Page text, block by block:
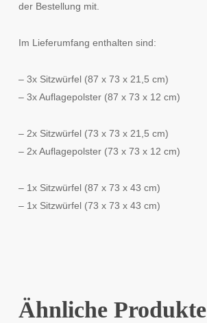
der Bestellung mit.
Im Lieferumfang enthalten sind:
– 3x Sitzwürfel (87 x 73 x 21,5 cm)
– 3x Auflagepolster (87 x 73 x 12 cm)
– 2x Sitzwürfel (73 x 73 x 21,5 cm)
– 2x Auflagepolster (73 x 73 x 12 cm)
– 1x Sitzwürfel (87 x 73 x 43 cm)
– 1x Sitzwürfel (73 x 73 x 43 cm)
Ähnliche Produkte